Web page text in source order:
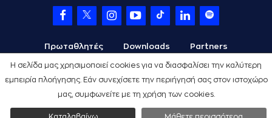
Η σελίδα μας χρησιμοποιεί cookies για να διασφαλίσει την καλύτερη
εμπειρία πλοήγησης. Εάν συνεχίσετε την περιήγησή σας στον ιστοχώρο
μας, συμφωνείτε με τη χρήση των cookies.
Πρωταθλητές Downloads Partners